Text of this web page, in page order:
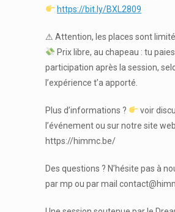
https://bit.ly/BXL2809
⚠ Attention, les places sont
Prix libre, au chapeau : tu
participation après la session,
l’expérience t’a apporté.
Plus d’informations ?
voir
l’événement ou sur notre site web
https://himmc.be/
Des questions ? N’hésite pas à
par mp ou par mail